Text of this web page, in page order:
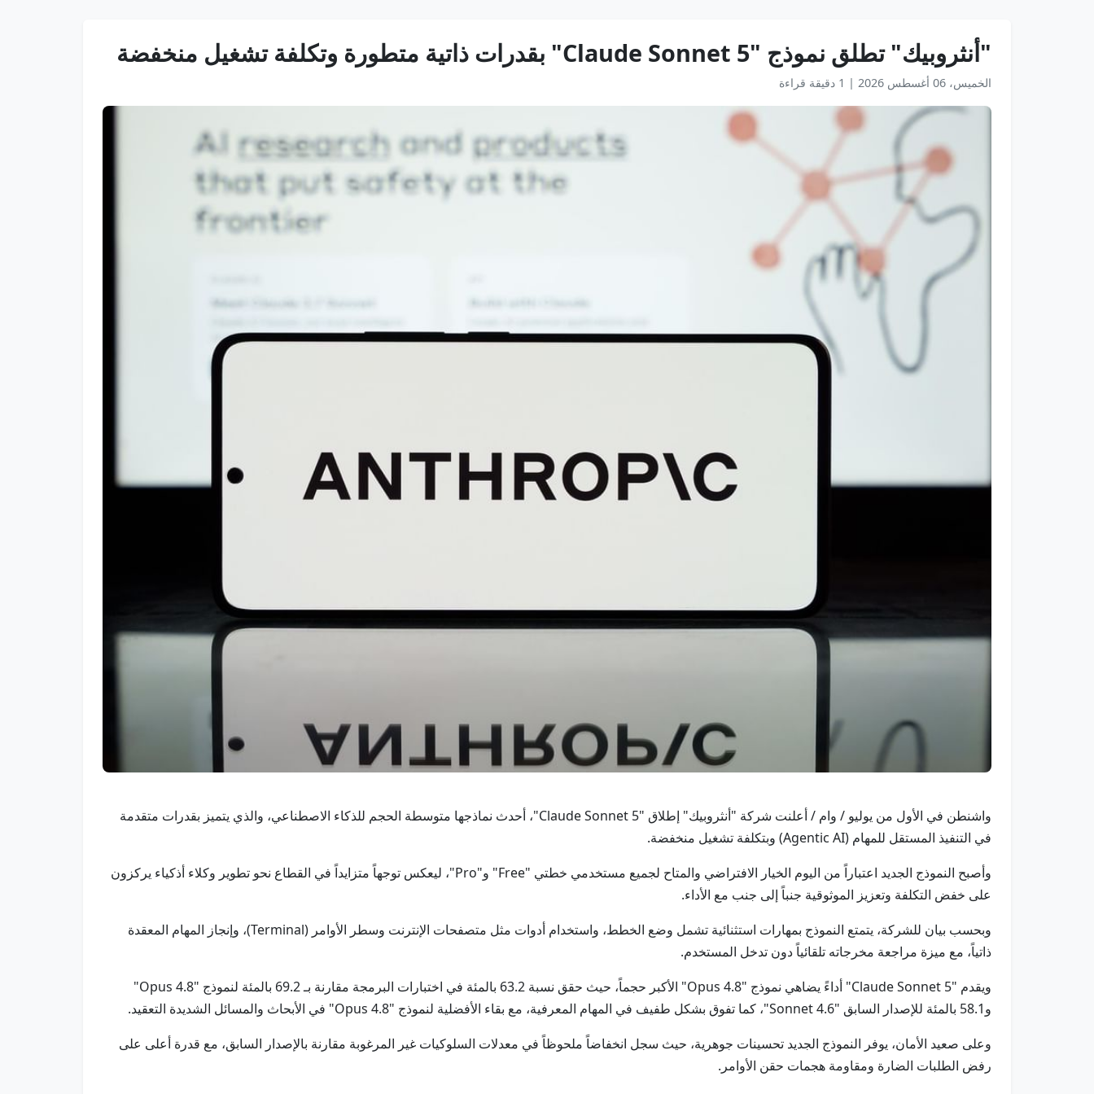
"أنثروبيك" تطلق نموذج "Claude Sonnet 5" بقدرات ذاتية متطورة وتكلفة تشغيل منخفضة
الخميس، 06 أغسطس 2026 | 1 دقيقة قراءة
واشنطن في الأول من يوليو / وام / أعلنت شركة "أنثروبيك" إطلاق "Claude Sonnet 5"، أحدث نماذجها متوسطة الحجم للذكاء الاصطناعي، والذي يتميز بقدرات متقدمة
في التنفيذ المستقل للمهام (Agentic AI) وبتكلفة تشغيل منخفضة.
وأصبح النموذج الجديد اعتباراً من اليوم الخيار الافتراضي والمتاح لجميع مستخدمي خطتي "Free" و"Pro"، ليعكس توجهاً متزايداً في القطاع نحو تطوير وكلاء أذكياء يركزون
على خفض التكلفة وتعزيز الموثوقية جنباً إلى جنب مع الأداء.
وبحسب بيان للشركة، يتمتع النموذج بمهارات استثنائية تشمل وضع الخطط، واستخدام أدوات مثل متصفحات الإنترنت وسطر الأوامر (Terminal)، وإنجاز المهام المعقدة
ذاتياً، مع ميزة مراجعة مخرجاته تلقائياً دون تدخل المستخدم.
ويقدم "Claude Sonnet 5" أداءً يضاهي نموذج "Opus 4.8" الأكبر حجماً، حيث حقق نسبة 63.2 بالمئة في اختبارات البرمجة مقارنة بـ 69.2 بالمئة لنموذج "Opus 4.8"
و58.1 بالمئة للإصدار السابق "Sonnet 4.6"، كما تفوق بشكل طفيف في المهام المعرفية، مع بقاء الأفضلية لنموذج "Opus 4.8" في الأبحاث والمسائل الشديدة التعقيد.
وعلى صعيد الأمان، يوفر النموذج الجديد تحسينات جوهرية، حيث سجل انخفاضاً ملحوظاً في معدلات السلوكيات غير المرغوبة مقارنة بالإصدار السابق، مع قدرة أعلى على
رفض الطلبات الضارة ومقاومة هجمات حقن الأوامر.